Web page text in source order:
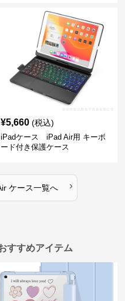
¥5,660 (税込)
iPadケース iPad Air用 キーボ
ード付き保護ケース
ケース一覧へ ›
すすめアイテム